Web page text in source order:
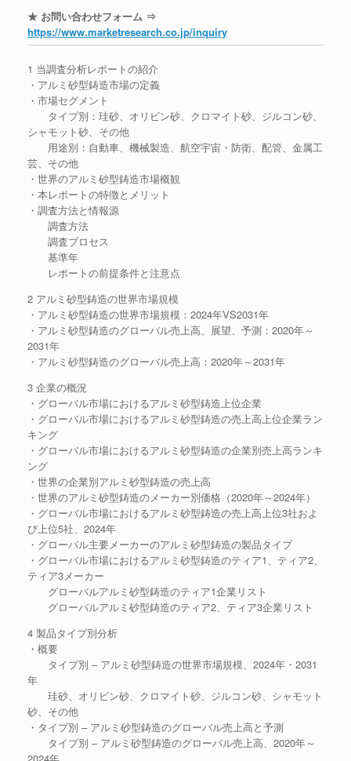
★ お問い合わせフォーム ⇒
https://www.marketresearch.co.jp/inquiry
1 当調査分析レポートの紹介
・アルミ砂型鋳造市場の定義
・市場セグメント
タイプ別：珪砂、オリビン砂、クロマイト砂、ジルコン砂、
シャモット砂、その他
用途別：自動車、機械製造、航空宇宙・防衛、配管、金属工
芸、その他
・世界のアルミ砂型鋳造市場概観
・本レポートの特徴とメリット
・調査方法と情報源
調査方法
調査プロセス
基準年
レポートの前提条件と注意点
2 アルミ砂型鋳造の世界市場規模
・アルミ砂型鋳造の世界市場規模：2024年VS2031年
・アルミ砂型鋳造のグローバル売上高、展望、予測：2020年～
2031年
・アルミ砂型鋳造のグローバル売上高：2020年～2031年
3 企業の概況
・グローバル市場におけるアルミ砂型鋳造上位企業
・グローバル市場におけるアルミ砂型鋳造の売上高上位企業ラン
キング
・グローバル市場におけるアルミ砂型鋳造の企業別売上高ランキ
ング
・世界の企業別アルミ砂型鋳造の売上高
・世界のアルミ砂型鋳造のメーカー別価格（2020年～2024年）
・グローバル市場におけるアルミ砂型鋳造の売上高上位3社およ
び上位5社、2024年
・グローバル主要メーカーのアルミ砂型鋳造の製品タイプ
・グローバル市場におけるアルミ砂型鋳造のティア1、ティア2、
ティア3メーカー
グローバルアルミ砂型鋳造のティア1企業リスト
グローバルアルミ砂型鋳造のティア2、ティア3企業リスト
4 製品タイプ別分析
・概要
タイプ別 – アルミ砂型鋳造の世界市場規模、2024年・2031
年
珪砂、オリビン砂、クロマイト砂、ジルコン砂、シャモット
砂、その他
・タイプ別 – アルミ砂型鋳造のグローバル売上高と予測
タイプ別 – アルミ砂型鋳造のグローバル売上高、2020年～
2024年